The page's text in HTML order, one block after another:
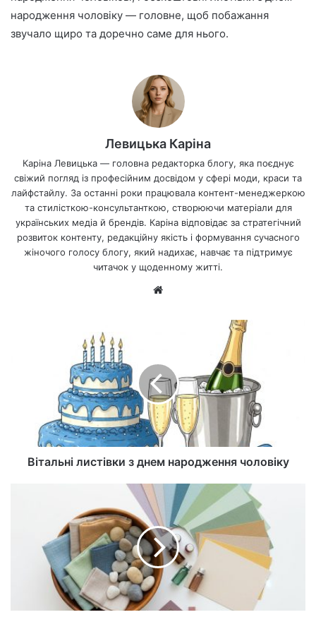
народження чоловіку — головне, щоб побажання
звучало щиро та доречно саме для нього.
Левицька Каріна
Каріна Левицька — головна редакторка блогу, яка поєднує
свіжий погляд із професійним досвідом у сфері моди, краси та
лайфстайлу. За останні роки працювала контент-менеджеркою
та стилісткою-консультанткою, створюючи матеріали для
українських медіа й брендів. Каріна відповідає за стратегічний
розвиток контенту, редакційну якість і формування сучасного
жіночого голосу блогу, який надихає, навчає та підтримує
читачок у щоденному житті.
Вітальні листівки з днем народження чоловіку